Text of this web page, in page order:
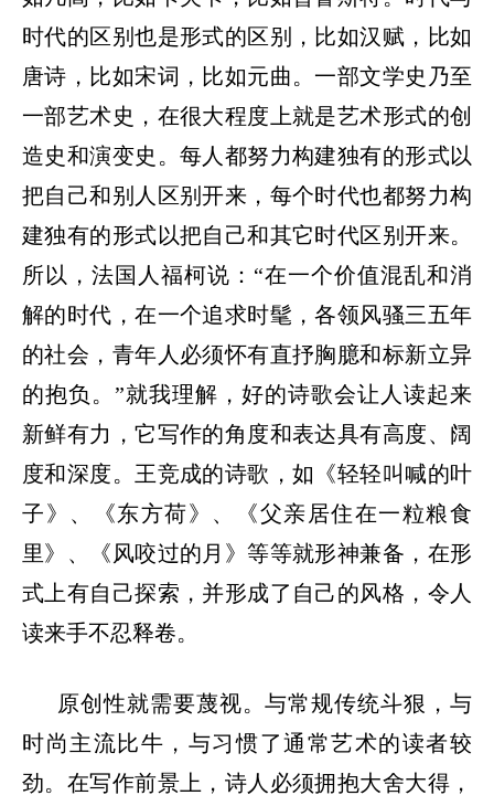
时代的区别也是形式的区别，比如汉赋，比如
唐诗，比如宋词，比如元曲。一部文学史乃至
一部艺术史，在很大程度上就是艺术形式的创
造史和演变史。每人都努力构建独有的形式以
把自己和别人区别开来，每个时代也都努力构
建独有的形式以把自己和其它时代区别开来。
所以，法国人福柯说： “在一个价值混乱和消
解的时代，在一个追求时髦，各领风骚三五年
的社会，青年人必须怀有直抒胸臆和标新立异
的抱负。”就我理解，好的诗歌会让人读起来
新鲜有力，它写作的角度和表达具有高度、阔
度和深度。王竞成的诗歌，如《轻轻叫喊的叶
子》、《东方荷》、《父亲居住在一粒粮食
里》、《风咬过的月》等等就形神兼备，在形
式上有自己探索，并形成了自己的风格，令人
读来手不忍释卷。
原创性就需要蔑视。与常规传统斗狠，与
时尚主流比牛，与习惯了通常艺术的读者较
劲。在写作前景上，诗人必须拥抱大舍大得，